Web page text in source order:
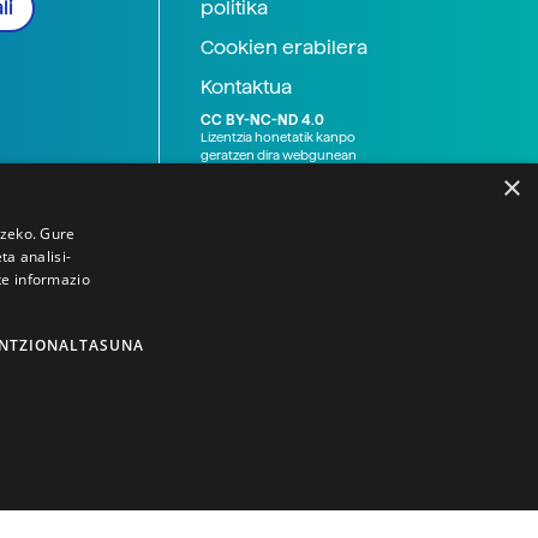
politika
Cookien erabilera
Kontaktua
CC BY-NC-ND 4.0
Lizentzia honetatik kanpo
geratzen dira webgunean
×
Gure
analisi-
informazio